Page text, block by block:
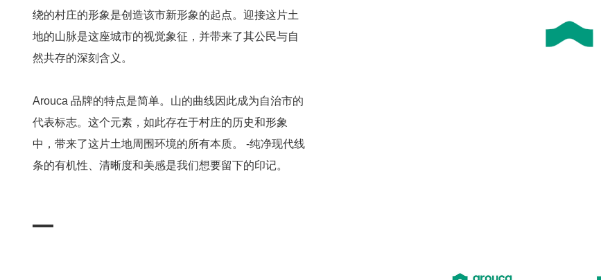
绕的村庄的形象是创造该市新形象的起点。迎接这片土
地的山脉是这座城市的视觉象征，并带来了其公民与自
然共存的深刻含义。
Arouca 品牌的特点是简单。山的曲线因此成为自治市的
代表标志。这个元素，如此存在于村庄的历史和形象
中，带来了这片土地周围环境的所有本质。 -纯净现代线
条的有机性、清晰度和美感是我们想要留下的印记。